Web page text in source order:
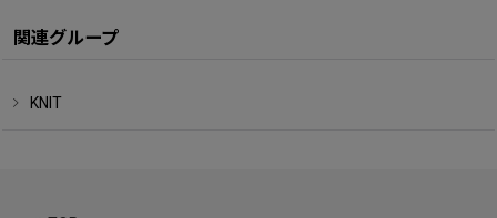
関連グループ
KNIT